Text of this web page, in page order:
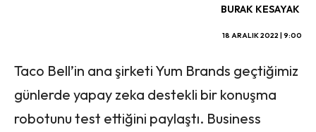
BURAK KESAYAK
18 ARALIK 2022 | 9:00
Taco Bell’in ana şirketi Yum Brands geçtiğimiz
günlerde yapay zeka destekli bir konuşma
robotunu test ettiğini paylaştı. Business